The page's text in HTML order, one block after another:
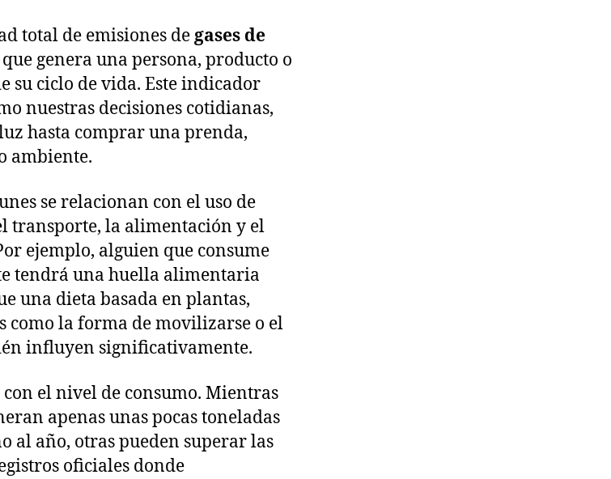
total de emisiones degases de
que genera una persona, producto o
su ciclo de vida. Este indicador
nuestras decisiones cotidianas,
hasta comprar una prenda,
ambiente.
se relacionan con el uso de
transporte, la alimentación y el
ejemplo, alguien que consume
tendrá una huella alimentaria
una dieta basada en plantas,
como la forma de movilizarse o el
influyen significativamente.
el nivel de consumo. Mientras
apenas unas pocas toneladas
al año, otras pueden superar las
oficiales donde